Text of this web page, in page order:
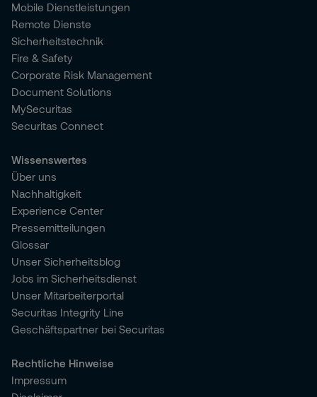
Mobile Dienstleistungen
Remote Dienste
Sicherheitstechnik
Fire & Safety
Corporate Risk Management
Document Solutions
MySecuritas
Securitas Connect
Wissenswertes
Über uns
Nachhaltigkeit
Experience Center
Pressemitteilungen
Glossar
Unser Sicherheitsblog
Jobs im Sicherheitsdienst
Unser Mitarbeiterportal
Securitas Integrity Line
Geschäftspartner bei Securitas
Rechtliche Hinweise
Impressum